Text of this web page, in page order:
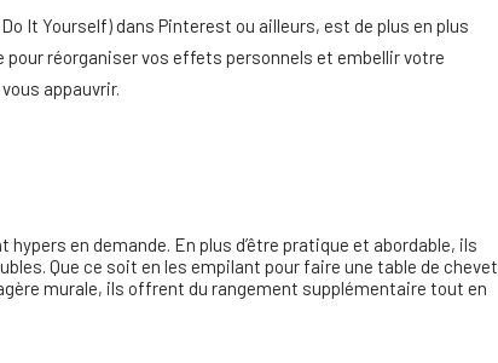
It Yourself) dans Pinterest ou ailleurs, est de plus en plus
pour réorganiser vos effets personnels et embellir votre
appauvrir.
hypers en demande. En plus d’être pratique et abordable, ils
Que ce soit en les empilant pour faire une table de chevet
murale, ils offrent du rangement supplémentaire tout en